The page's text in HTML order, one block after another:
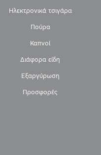
Ηλεκτρονικά τσιγάρα
Πούρα
Καπνοί
Διάφορα είδη
Εξαργύρωση
Προσφορές